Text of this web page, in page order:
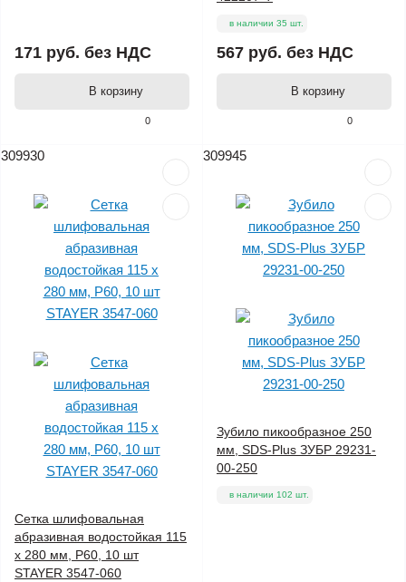
0
171 руб. без НДС
В корзину
0
в наличии 35 шт.
567 руб. без НДС
В корзину
309930
Сетка шлифовальная
абразивная водостойкая 115
х 280 мм, P60, 10 шт
STAYER 3547-060
309945
Зубило пикообразное 250
мм, SDS-Plus ЗУБР 29231-
00-250
в наличии 102 шт.